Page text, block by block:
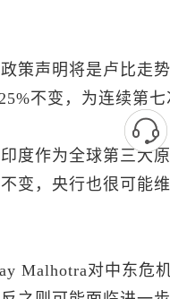
策声明将是卢比走
不变，为连续第
度作为全球第三大
变，央行也很可能
Malhotra对中东危